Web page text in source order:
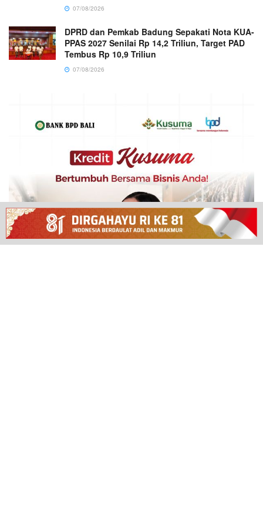
07/08/2026
DPRD dan Pemkab Badung Sepakati Nota KUA-
PPAS 2027 Senilai Rp 14,2 Triliun, Target PAD
Tembus Rp 10,9 Triliun
07/08/2026